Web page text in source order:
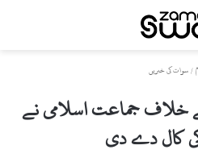
/ سوات کی خبریں
خلاف جماعت اسلامی نے
کال دے دی